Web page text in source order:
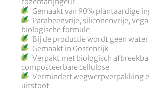
rozemarijngeur
Gemaakt van 90% plantaardige
Parabeenvrije, siliconenvrije,
biologische formule
Bij de productie wordt geen
Gemaakt in Oostenrijk
Verpakt met biologisch
composteerbare cellulose
Vermindert wegwerpverpakking
uitstoot